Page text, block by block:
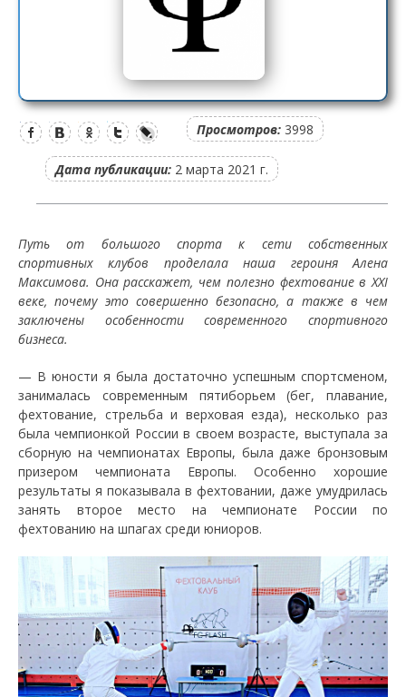
Просмотров: 3998
Дата публикации: 2 марта 2021 г.
Путь от большого спорта к сети собственных
спортивных клубов проделала наша героиня Алена
Максимова. Она расскажет, чем полезно фехтование в XXI
веке, почему это совершенно безопасно, а также в чем
заключены особенности современного спортивного
бизнеса.
— В юности я была достаточно успешным спортсменом,
занималась современным пятиборьем (бег, плавание,
фехтование, стрельба и верховая езда), несколько раз
была чемпионкой России в своем возрасте, выступала за
сборную на чемпионатах Европы, была даже бронзовым
призером чемпионата Европы. Особенно хорошие
результаты я показывала в фехтовании, даже умудрилась
занять второе место на чемпионате России по
фехтованию на шпагах среди юниоров.